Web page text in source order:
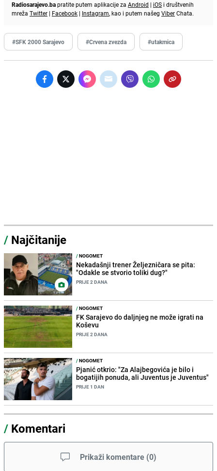
Radiosarajevo.bapratite putem aplikacije za Android | iOS i društvenih
mreža Twitter | Facebook | Instagram, kao i putem našeg ViberChata.
#SFK 2000 Sarajevo #Crvena zvezda #utakmica
/ Najčitanije
/NOGOMET
Nekadašnji trener Željezničara se pita:
"Odakle se stvorio toliki dug?"
PRIJE 2 DANA
/NOGOMET
FK Sarajevo do daljnjeg ne može igrati na
Koševu
PRIJE 2 DANA
/NOGOMET
Pjanić otkrio: "Za Alajbegovića je bilo i
bogatijih ponuda, ali Juventus je Juventus"
PRIJE 1 DAN
/ Komentari
Prikaži komentare (0)